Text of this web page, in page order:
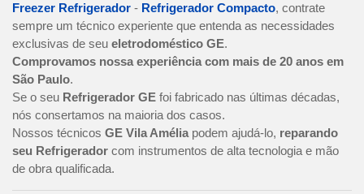
Freezer Refrigerador - Refrigerador Compacto, contrate
sempre um técnico experiente que entenda as necessidades
exclusivas de seu eletrodoméstico GE.
Comprovamos nossa experiência com mais de 20 anos em
São Paulo.
Se o seu Refrigerador GE foi fabricado nas últimas décadas,
nós consertamos na maioria dos casos.
Nossos técnicos GE Vila Amélia podem ajudá-lo, reparando
seu Refrigerador com instrumentos de alta tecnologia e mão
de obra qualificada.